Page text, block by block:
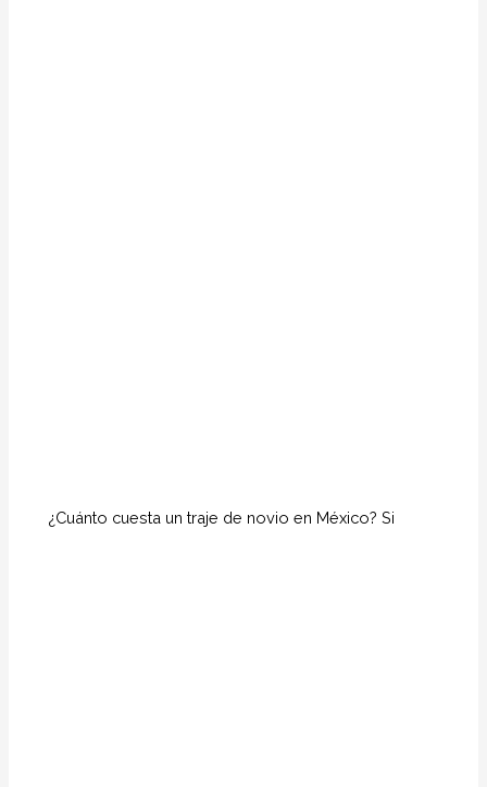
¿Cuánto cuesta un traje de novio en México? Si